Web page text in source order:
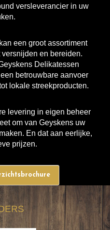
versleverancier in uw
een groot assortiment
en bereiden.
Delikatessen
betrouwbare aanvoer
lokale streekproducten.
levering in eigen beheer
om van Geyskens uw
En dat aan eerlijke,
prijzen.